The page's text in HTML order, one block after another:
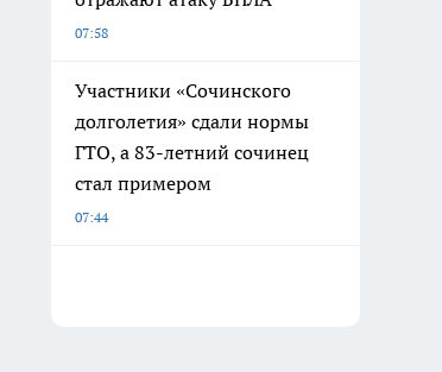
07:58
Участники «Сочинского
долголетия» сдали нормы
ГТО, а 83-летний сочинец
стал примером
07:44